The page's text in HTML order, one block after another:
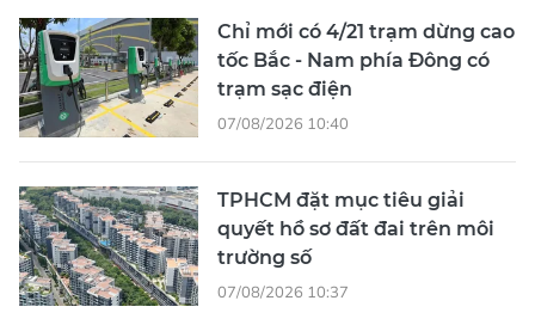
Chỉ mới có 4/21 trạm dừng cao
tốc Bắc - Nam phía Đông có
trạm sạc điện
07/08/2026 10:40
TPHCM đặt mục tiêu giải
quyết hồ sơ đất đai trên môi
trường số
07/08/2026 10:37